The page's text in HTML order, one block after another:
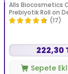
Alls Biocosmetics
Prebiyotik Roll on
75 ml - Kadınlar İçin
(17)
222,30
Sepete